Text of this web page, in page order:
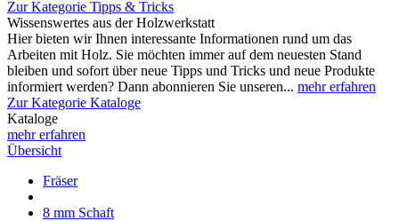
Zur Kategorie Tipps & Tricks
Wissenswertes aus der Holzwerkstatt
Hier bieten wir Ihnen interessante Informationen rund um das
Arbeiten mit Holz. Sie möchten immer auf dem neuesten Stand
bleiben und sofort über neue Tipps und Tricks und neue Produkte
informiert werden? Dann abonnieren Sie unseren... mehr erfahren
Zur Kategorie Kataloge
Kataloge
mehr erfahren
Übersicht
Fräser
8 mm Schaft